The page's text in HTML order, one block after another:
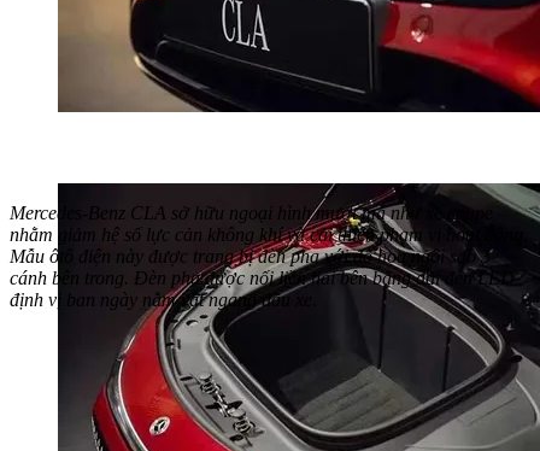
Mercedes-Benz CLA sở hữu ngoại hình mượt mà như xe coupe
nhằm giảm hệ số lực cản không khí và cải thiện phạm vi hoạt động.
Mẫu ôtô điện này được trang bị đèn pha với đồ họa ngôi sao 3
cánh bên trong. Đèn pha được nối liền hai bên bằng dải đèn LED
định vị ban ngày nằm vắt ngang đầu xe.